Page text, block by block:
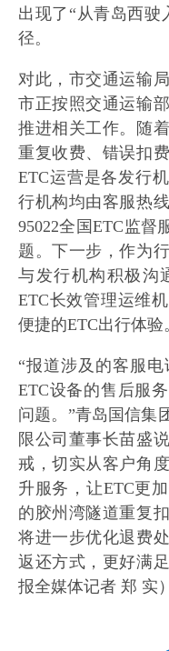
出现了“从青岛西驶
径。
对此，市交通运输
市正按照交通运输
推进相关工作。随
重复收费、错误扣
ETC运营是各发行
行机构均由客服热
95022全国ETC监督
题。下一步，作为
与发行机构积极沟
ETC长效管理运维
便捷的ETC出行体验
“报道涉及的客服
ETC设备的售后服
问题。”青岛国信集
限公司董事长苗盛
戒，切实从客户角
升服务，让ETC更
的胶州湾隧道重复
将进一步优化退费
返还方式，更好满
报全媒体记者 郑 实）